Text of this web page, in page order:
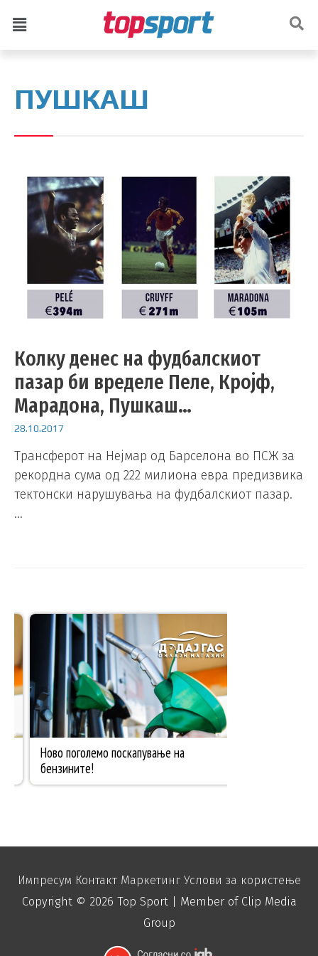
ПУШКАШ
Колку денес на фудбалскиот
пазар би вределе Пеле, Кројф,
Марадона, Пушкаш…
28.10.2017
Трансферот на Нејмар од Барселона во ПСЖ за
рекордна сума од 222 милиона евра предизвика
тектонски нарушувања на фудбалскиот пазар.
…
Импресум Контакт Маркетинг Услови за користење
Copyright © 2026 Top Sport| Member of Clip Media
Group